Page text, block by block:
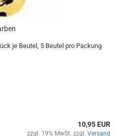
je Beutel, 5 Beutel pro Packung
10,95 EUR
zzgl. 19% MwSt. zzgl. Versand